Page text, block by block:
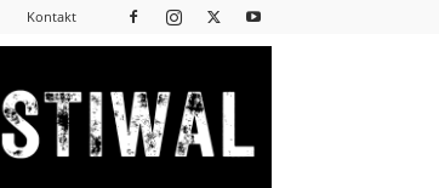
Kontakt